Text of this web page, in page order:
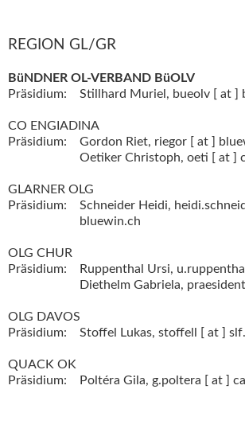
REGION GL/GR
BüNDNER OL-VERBAND BüOLV
Präsidium:
Stillhard Muriel, bueolv [ at ]
CO ENGIADINA
Präsidium:
Gordon Riet, riegor [ at ]
Oetiker Christoph, oeti [ at ]
GLARNER OLG
Präsidium:
Schneider Heidi,
bluewin.ch
OLG CHUR
Präsidium:
Ruppenthal Ursi,
Diethelm Gabriela,
OLG DAVOS
Präsidium:
Stoffel Lukas, stoffell [ at ]
QUACK OK
Präsidium:
Poltéra Gila, g.poltera [ at ]